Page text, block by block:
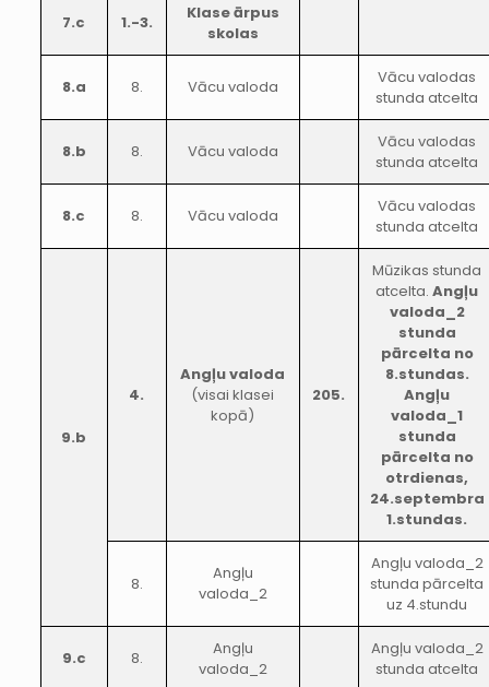
7.c 1.-3.
Klase ārpus
skolas
8.a 8. Vācu valoda
Vācu valodas
stunda atcelta
8.b 8. Vācu valoda
Vācu valodas
stunda atcelta
8.c 8. Vācu valoda
Vācu valodas
stunda atcelta
9.b
4.
Angļu valoda
(visai klasei
kopā)
205.
Mūzikas stunda
atcelta. Angļu
valoda_2
stunda
pārcelta no
8.stundas.
Angļu
valoda_1
stunda
pārcelta no
otrdienas,
24.septembra
1.stundas.
8.
Angļu
valoda_2
Angļu valoda_2
stunda pārcelta
uz 4.stundu
9.c 8.
Angļu
valoda_2
Angļu valoda_2
stunda atcelta